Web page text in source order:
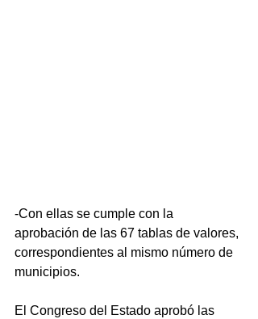
-Con ellas se cumple con la
aprobación de las 67 tablas de valores,
correspondientes al mismo número de
municipios.
El Congreso del Estado aprobó las